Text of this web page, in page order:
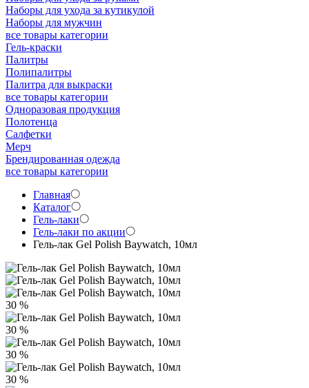
Наборы для ухода за кутикулой
Наборы для мужчин
все товары категории
Гель-краски
Палитры
Полипалитры
Палитра для выкраски
все товары категории
Одноразовая продукция
Полотенца
Салфетки
Мерч
Брендированная одежда
все товары категории
Главная
Каталог
Гель-лаки
Гель-лаки по акции
Гель-лак Gel Polish Baywatch, 10мл
30 %
30 %
30 %
30 %